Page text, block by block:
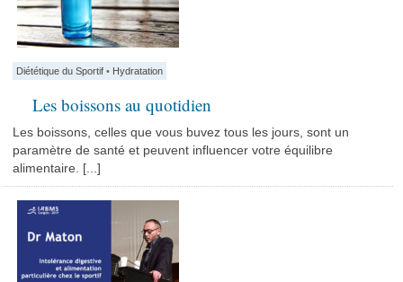
Diététique du Sportif • Hydratation
Les boissons au quotidien
Les boissons, celles que vous buvez tous les jours, sont un
paramètre de santé et peuvent influencer votre équilibre
alimentaire. [...]